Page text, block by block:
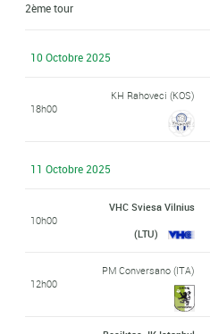
2ème tour
10 Octobre 2025
18h00
KH Rahoveci (KOS)
11 Octobre 2025
10h00
VHC Sviesa Vilnius
(LTU)
12h00
PM Conversano (ITA)